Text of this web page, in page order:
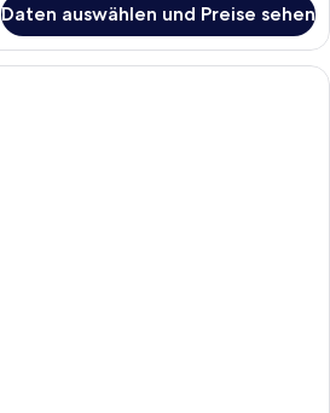
Daten auswählen und Preise sehen